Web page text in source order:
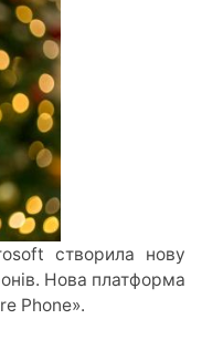
створила нову
Нова платформа
Phone».